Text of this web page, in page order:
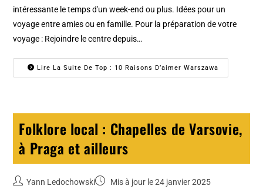
intéressante le temps d'un week-end ou plus. Idées pour un
voyage entre amies ou en famille. Pour la préparation de votre
voyage : Rejoindre le centre depuis…
Lire La Suite De Top : 10 Raisons D’aimer Warszawa
Folklore local : Chapelles de Varsovie,
à Praga et ailleurs
Yann Ledochowski Mis à jour le 24 janvier 2025